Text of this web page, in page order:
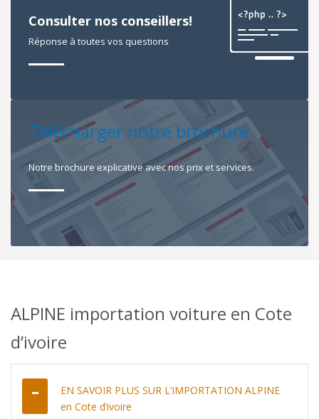
Consulter nos conseillers!
Réponse à toutes vos questions
Télécharger notre brochure
Notre brochure explicative avec nos prix et services.
ALPINE importation voiture en Cote
d’ivoire
EN SAVOIR PLUS SUR L’IMPORTATION ALPINE
en Cote d’ivoire